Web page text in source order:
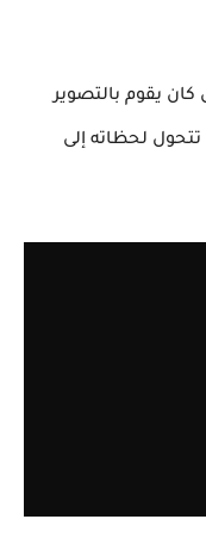
يقوم بالتصوير
لحظاته إلى